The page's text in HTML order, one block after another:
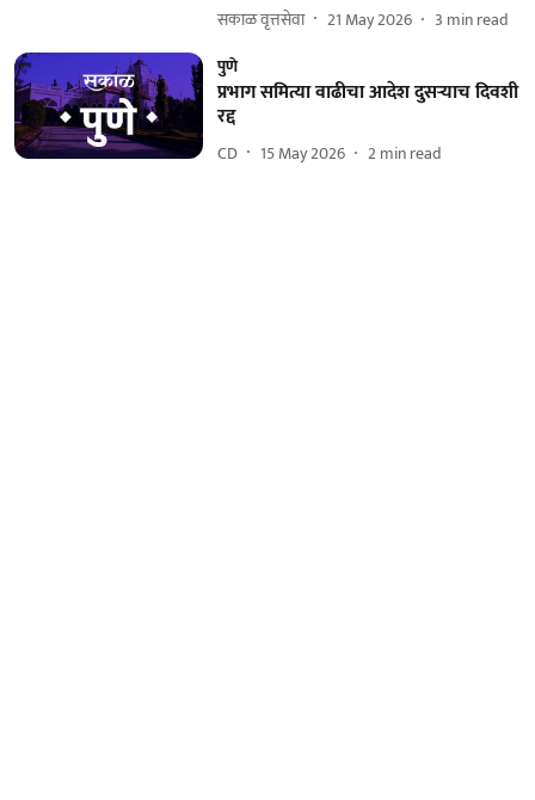
सकाळ वृत्तसेवा 21 May 2026 3 min read
पुणे
प्रभाग समित्या वाढीचा आदेश दुसऱ्याच दिवशी
रद्द
CD 15 May 2026 2min read